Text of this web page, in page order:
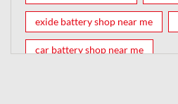
exide battery shop near me
car battery shop near me